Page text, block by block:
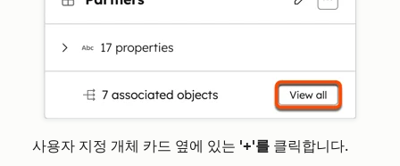
사용자 지정 개체 카드 옆에 있는 '+'를 클릭합니다.